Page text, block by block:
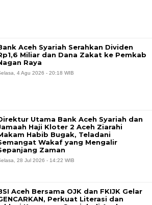
Aceh Syariah Serahkan Dividen
Miliar dan Dana Zakat ke Pemkab
Raya
4 Agu 2026 - 20:18 WIB
Utama Bank Aceh Syariah dan
Haji Kloter 2 Aceh Ziarahi
Habib Bugak, Teladani
Wakaf yang Mengalir
Zaman
28 Jul 2026 - 14:22 WIB
Aceh Bersama OJK dan FKIJK Gelar
Perkuat Literasi dan